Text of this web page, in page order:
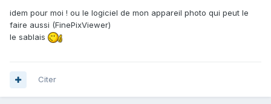
idem pour moi ! ou le logiciel de mon appareil photo qui peut le
faire aussi (FinePixViewer)
le sablais
Citer